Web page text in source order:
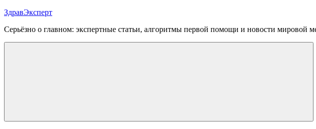
Перейти
содержимому
ЗдравЭксперт
Серьёзно о главном: экспертные статьи, алгоритмы первой помощи и новости мировой
Меню